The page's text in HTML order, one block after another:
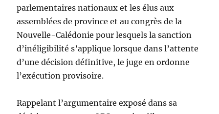
parlementaires nationaux et les élus aux
assemblées de province et au congrès de la
Nouvelle-Calédonie pour lesquels la sanction
d’inéligibilité s’applique lorsque dans l’attente
d’une décision définitive, le juge en ordonne
l’exécution provisoire.
Rappelant l’argumentaire exposé dans sa